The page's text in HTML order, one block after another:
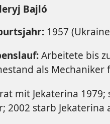
Bajló
1957
Arbeitete bis
als
mit Jekaterina 1979;
2002 starb Jekaterina